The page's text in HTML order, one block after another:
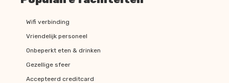
Wifi verbinding
Vriendelijk personeel
Onbeperkt eten & drinken
Gezellige sfeer
Accepteerd creditcard